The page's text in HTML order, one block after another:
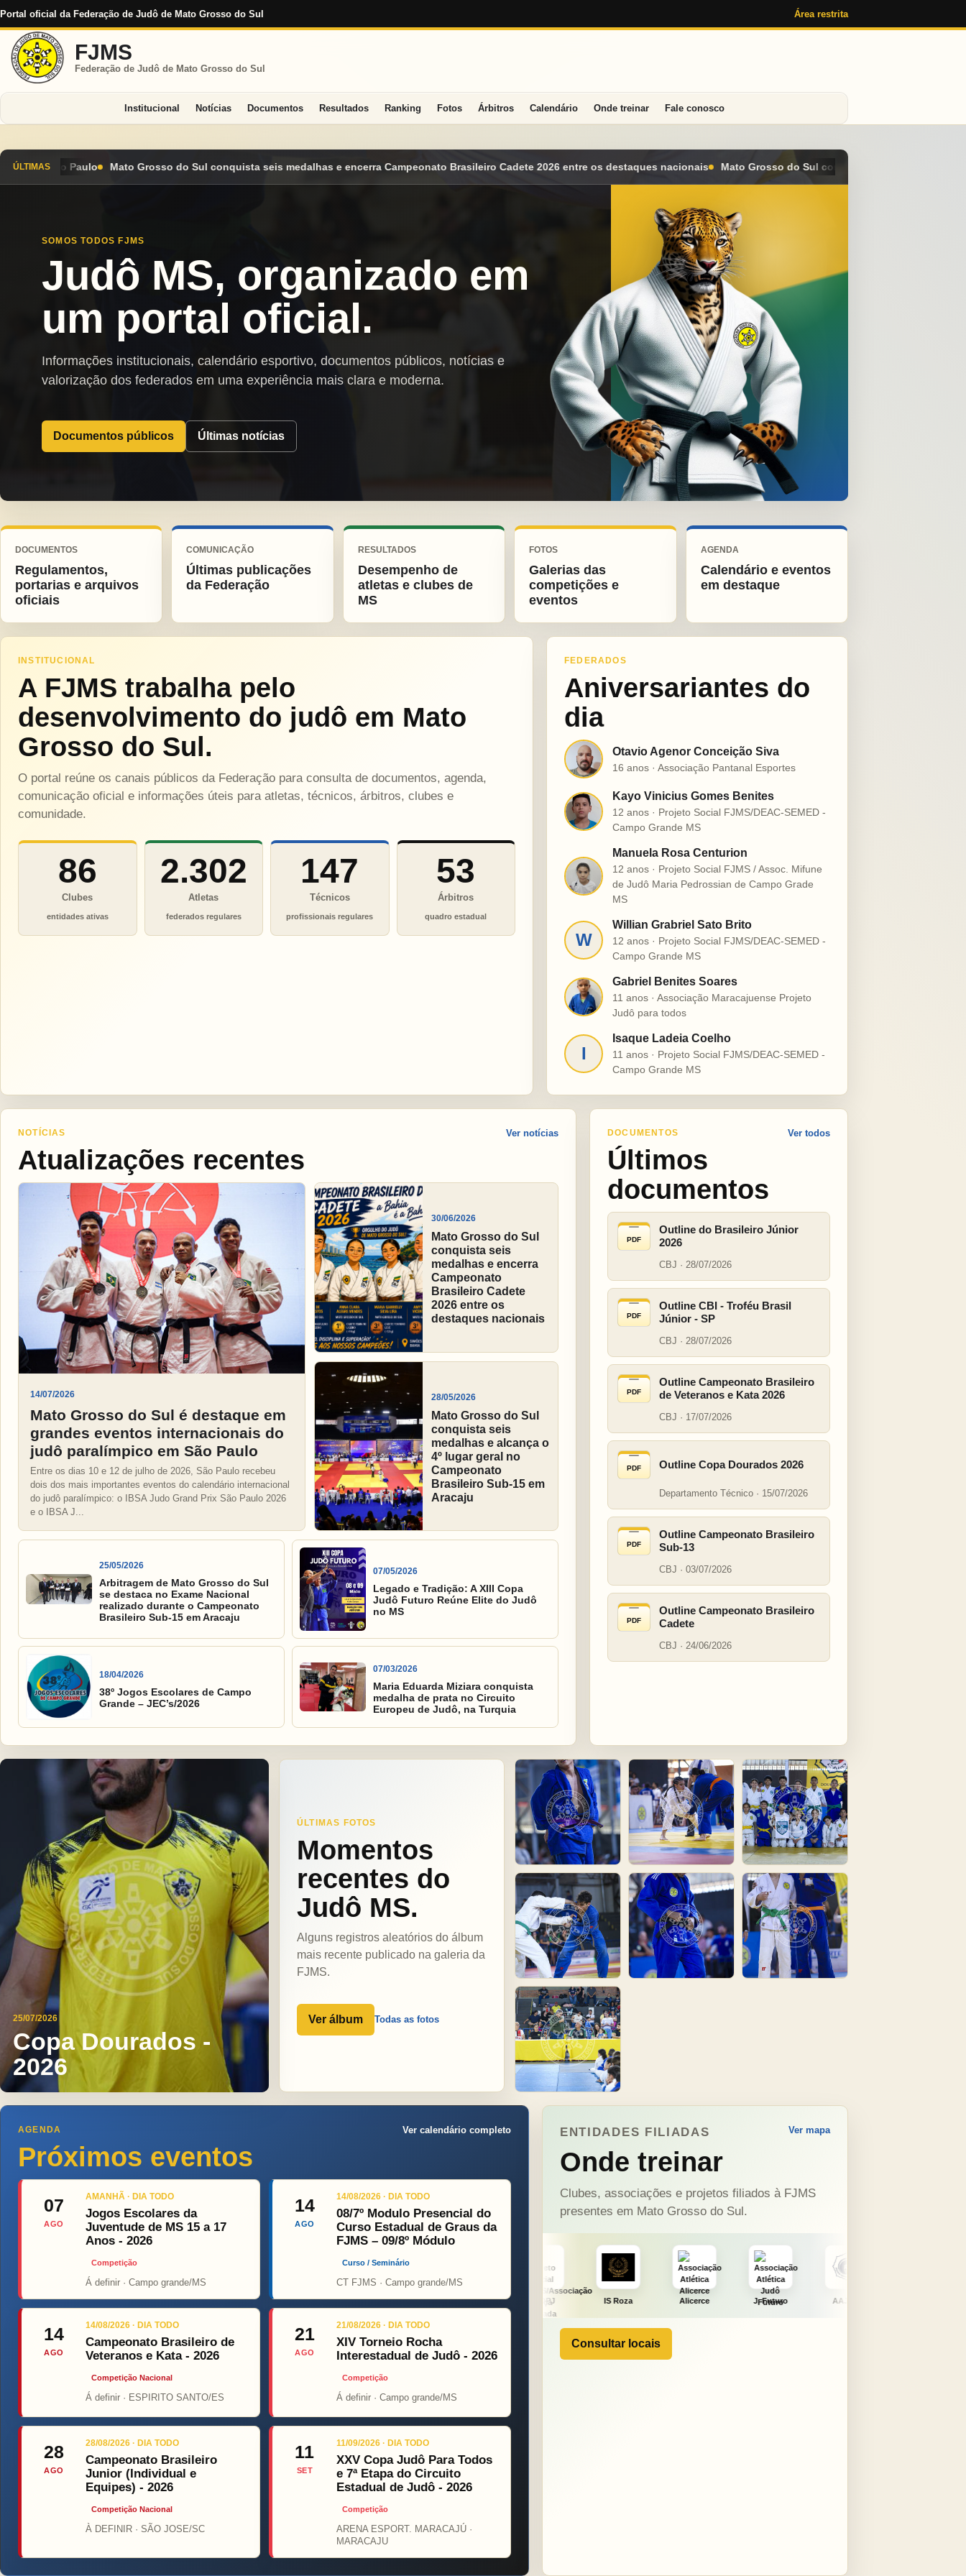
Portal oficial da Federação de Judô de Mato Grosso do Sul Área restrita
FJMS
Federação de Judô de Mato Grosso do Sul
Institucional Notícias Documentos Resultados Ranking Fotos Árbitros Calendário Onde treinar Fale conosco
ÚLTIMAS
do Sul conquista seis medalhas e encerra Campeonato Brasileiro Cadete 2026 entre os destaques nacionais Mato Grosso do Sul conquista seis medalhas e alcança o 4º lugar geral no
SOMOS TODOS FJMS
Judô MS, organizado em
um portal oficial.
Informações institucionais, calendário esportivo, documentos públicos, notícias e
valorização dos federados em uma experiência mais clara e moderna.
Documentos públicos Últimas notícias
DOCUMENTOS
Regulamentos,
portarias e arquivos
oficiais
COMUNICAÇÃO
Últimas publicações
da Federação
RESULTADOS
Desempenho de
atletas e clubes de
MS
FOTOS
Galerias das
competições e
eventos
AGENDA
Calendário e eventos
em destaque
INSTITUCIONAL
A FJMS trabalha pelo
desenvolvimento do judô em Mato
Grosso do Sul.
O portal reúne os canais públicos da Federação para consulta de documentos, agenda,
comunicação oficial e informações úteis para atletas, técnicos, árbitros, clubes e
comunidade.
86
Clubes
entidades ativas
2.302
Atletas
federados regulares
147
Técnicos
profissionais regulares
53
Árbitros
quadro estadual
FEDERADOS
Aniversariantes do
dia
O Otavio Agenor Conceição Siva
16 anos · Associação Pantanal Esportes
K
Kayo Vinicius Gomes Benites
12 anos · Projeto Social FJMS/DEAC-SEMED -
Campo Grande MS
M
Manuela Rosa Centurion
12 anos · Projeto Social FJMS / Assoc. Mifune
de Judô Maria Pedrossian de Campo Grade
MS
W
Willian Grabriel Sato Brito
12 anos · Projeto Social FJMS/DEAC-SEMED -
Campo Grande MS
G
Gabriel Benites Soares
11 anos · Associação Maracajuense Projeto
Judô para todos
I
Isaque Ladeia Coelho
11 anos · Projeto Social FJMS/DEAC-SEMED -
Campo Grande MS
NOTÍCIAS
Atualizações recentes
Ver notícias
14/07/2026
Mato Grosso do Sul é destaque em
grandes eventos internacionais do
judô paralímpico em São Paulo
Entre os dias 10 e 12 de julho de 2026, São Paulo recebeu
dois dos mais importantes eventos do calendário internacional
do judô paralímpico: o IBSA Judo Grand Prix São Paulo 2026
e o IBSA J...
30/06/2026
Mato Grosso do Sul
conquista seis
medalhas e encerra
Campeonato
Brasileiro Cadete
2026 entre os
destaques nacionais
28/05/2026
Mato Grosso do Sul
conquista seis
medalhas e alcança o
4º lugar geral no
Campeonato
Brasileiro Sub-15 em
Aracaju
25/05/2026
Arbitragem de Mato Grosso do Sul
se destaca no Exame Nacional
realizado durante o Campeonato
Brasileiro Sub-15 em Aracaju
07/05/2026
Legado e Tradição: A XIII Copa
Judô Futuro Reúne Elite do Judô
no MS
18/04/2026
38º Jogos Escolares de Campo
Grande – JEC’s/2026
07/03/2026
Maria Eduarda Miziara conquista
medalha de prata no Circuito
Europeu de Judô, na Turquia
DOCUMENTOS
Últimos
documentos
Ver todos
PDF
Outline do Brasileiro Júnior
2026
CBJ · 28/07/2026
PDF
Outline CBI - Troféu Brasil
Júnior - SP
CBJ · 28/07/2026
PDF
Outline Campeonato Brasileiro
de Veteranos e Kata 2026
CBJ · 17/07/2026
PDF Outline Copa Dourados 2026
Departamento Técnico · 15/07/2026
PDF
Outline Campeonato Brasileiro
Sub-13
CBJ · 03/07/2026
PDF
Outline Campeonato Brasileiro
Cadete
CBJ · 24/06/2026
25/07/2026
Copa Dourados -
2026
ÚLTIMAS FOTOS
Momentos
recentes do
Judô MS.
Alguns registros aleatórios do álbum
mais recente publicado na galeria da
FJMS.
Ver álbum Todas as fotos
AGENDA
Próximos eventos
Ver calendário completo
07
AGO
AMANHÃ · DIA TODO
Jogos Escolares da
Juventude de MS 15 a 17
Anos - 2026
Competição
Á definir · Campo grande/MS
14
AGO
14/08/2026 · DIA TODO
08/7º Modulo Presencial do
Curso Estadual de Graus da
FJMS – 09/8º Módulo
Curso / Seminário
CT FJMS · Campo grande/MS
14
AGO
14/08/2026 · DIA TODO
Campeonato Brasileiro de
Veteranos e Kata - 2026
Competição Nacional
Á definir · ESPIRITO SANTO/ES
21
AGO
21/08/2026 · DIA TODO
XIV Torneio Rocha
Interestadual de Judô - 2026
Competição
Á definir · Campo grande/MS
28
AGO
28/08/2026 · DIA TODO
Campeonato Brasileiro
Junior (Individual e
Equipes) - 2026
Competição Nacional
À DEFINIR · SÃO JOSE/SC
11
SET
11/09/2026 · DIA TODO
XXV Copa Judô Para Todos
e 7ª Etapa do Circuito
Estadual de Judô - 2026
Competição
ARENA ESPORT. MARACAJÚ ·
MARACAJU
ENTIDADES FILIADAS
Onde treinar
Ver mapa
Clubes, associações e projetos filiados à FJMS
presentes em Mato Grosso do Sul.
Top Fight ONÇA PINT PSOPJ IS Roza Alicerce J. Futuro AAJNG TSURU
Consultar locais